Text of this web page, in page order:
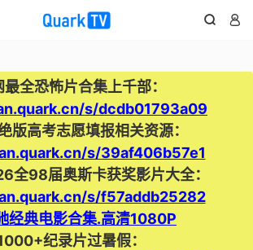
 
最全恐怖片合集上千部：
s/dcdb01793a09
版高考志愿填报相关资源：
s/39af406b57e1
全98届奥斯卡获奖影片大全：
s/f57addb25282
经典电影合集.高清1080P
纪录片过暑假：